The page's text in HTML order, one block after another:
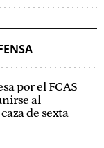
por el FCAS
al
de sexta